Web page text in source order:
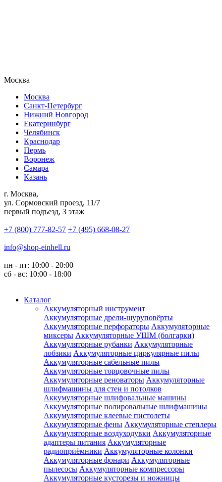
Москва
Москва
Санкт-Петербург
Нижний Новгород
Екатеринбург
Челябинск
Краснодар
Пермь
Воронеж
Самара
Казань
г. Москва,
ул. Сормовский проезд, 11/7
первый подъезд, 3 этаж
+7 (800) 777-82-57 +7 (495) 668-08-27
info@shop-einhell.ru
пн - пт: 10:00 - 20:00
сб - вс: 10:00 - 18:00
Каталог
Аккумуляторный инструмент
Аккумуляторные дрели-шуруповёрты
Аккумуляторные перфораторы Аккумуляторные
миксеры Аккумуляторные УШМ (болгарки)
Аккумуляторные рубанки Аккумуляторные
лобзики Аккумуляторные циркулярные пилы
Аккумуляторные сабельные пилы
Аккумуляторные торцовочные пилы
Аккумуляторные реноваторы Аккумуляторные
шлифмашины для стен и потолков
Аккумуляторные шлифовальные машины
Аккумуляторные полировальные шлифмашины
Аккумуляторные клеевые пистолеты
Аккумуляторные фены Аккумуляторные степлеры
Аккумуляторные воздуходувки Аккумуляторные
адаптеры питания Аккумуляторные
радиоприёмники Аккумуляторные колонки
Аккумуляторные фонари Аккумуляторные
пылесосы Аккумуляторные компрессоры
Аккумуляторные кусторезы и ножницы